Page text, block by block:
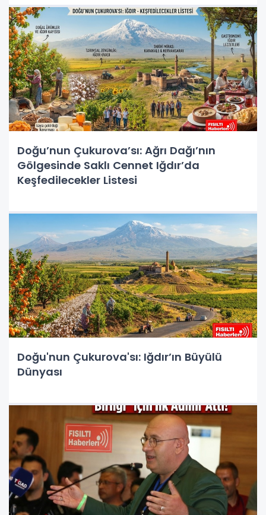
Doğu’nun Çukurova’sı: Ağrı Dağı’nın
Gölgesinde Saklı Cennet Iğdır’da
Keşfedilecekler Listesi
Doğu'nun Çukurova'sı: Iğdır’ın Büyülü
Dünyası